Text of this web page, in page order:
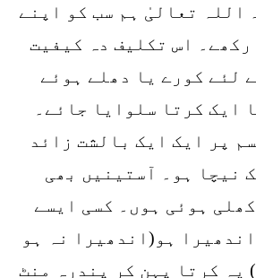
اللہ تعالیٰ ہم سب کو اپنے
اس تکلیف دہ کیفیت
لئے کورے یا دھلے ہوئے
ایک کرتا سلوایا جائے۔
پر ایک ایک بالشت زائد
نیچا ہو۔ آستینیں بھی
ہوئی ہوں۔ کسی ایسے
ہو(اندھیرا نہ ہو
یہ کرتا پہن کر پندرہ منٹ